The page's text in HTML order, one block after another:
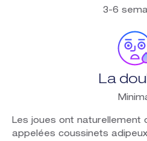
3-6
La
Les joues ont naturellement
appelées coussinets